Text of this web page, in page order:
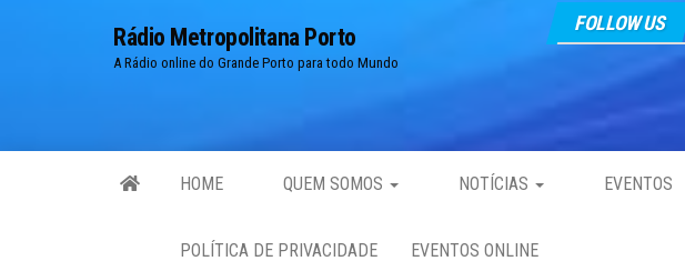
Rádio Metropolitana Porto
A Rádio online do Grande Porto para todo Mundo
FOLLOW US
HOME QUEM SOMOS NOTÍCIAS EVENTOS
POLÍTICA DE PRIVACIDADE EVENTOS ONLINE